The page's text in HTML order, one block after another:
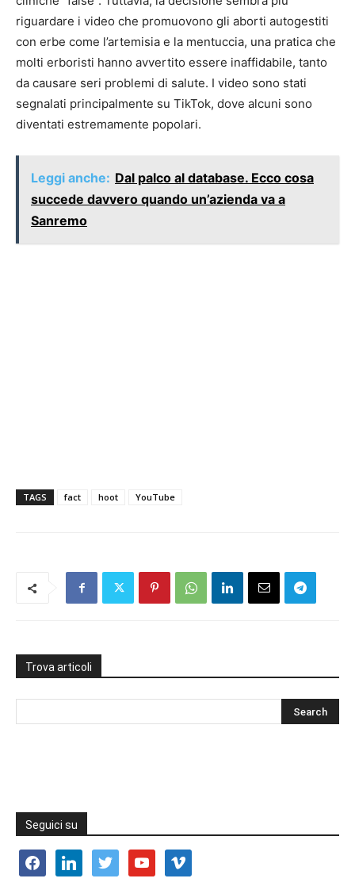
riguardare i video che promuovono gli aborti autogestiti
con erbe come l’artemisia e la mentuccia, una pratica che
molti erboristi hanno avvertito essere inaffidabile, tanto
da causare seri problemi di salute. I video sono stati
segnalati principalmente su TikTok, dove alcuni sono
diventati estremamente popolari.
Leggi anche: Dal palco al database. Ecco cosa
succede davvero quando un’azienda va a
Sanremo
TAGS fact hoot YouTube
Trova articoli
Seguici su
facebooklinkedin twitter youtube vimeo